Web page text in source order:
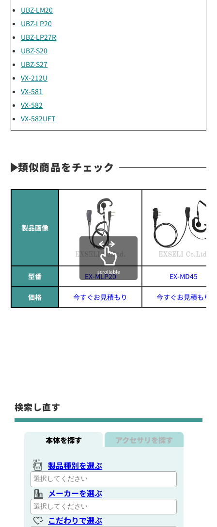
UBZ-LM20
UBZ-LP20
UBZ-LP27R
UBZ-S20
UBZ-S27
VX-212U
VX-581
VX-582
VX-582UFT
類似商品をチェック
製品画像
型番 EX-MLP20 EX-MD45
価格 今すぐお見積もり 今すぐお見積もり
scrollable
検索し直す
本体を探す アクセサリを探す
製品種別を選ぶ
メーカーを選ぶ
こだわりで選ぶ